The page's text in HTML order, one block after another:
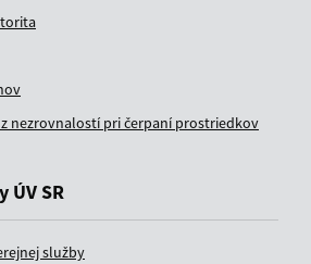
nezrovnalostí pri čerpaní prostriedkov
ÚV SR
služby